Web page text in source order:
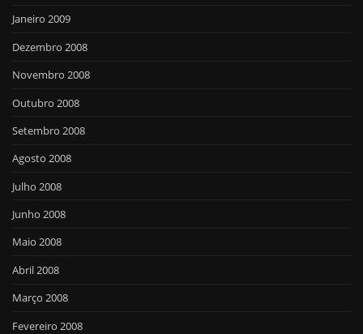
Janeiro 2009
Dezembro 2008
Novembro 2008
Outubro 2008
Setembro 2008
Agosto 2008
Julho 2008
Junho 2008
Maio 2008
Abril 2008
Março 2008
Fevereiro 2008